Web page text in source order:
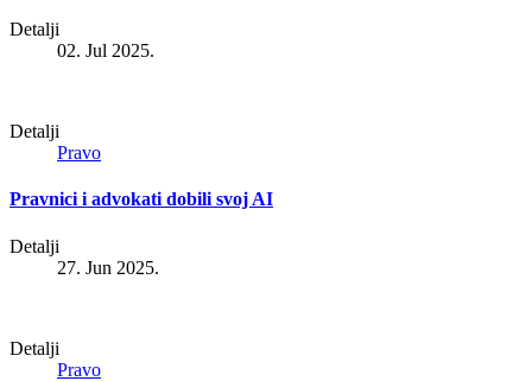
Detalji
02. Jul 2025.
Detalji
Pravo
Pravnici i advokati dobili svoj AI
Detalji
27. Jun 2025.
Detalji
Pravo